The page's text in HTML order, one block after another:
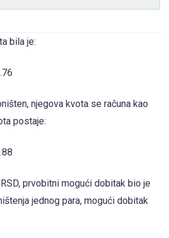
bila je:
njegova kvota se računa kao
postaje:
prvobitni mogući dobitak bio je
jednog para, mogući dobitak